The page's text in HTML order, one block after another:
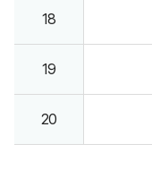
18
19
20